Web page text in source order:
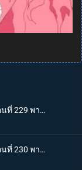
One piece วันพีช ตอนที่ 229 พากย์ไทย ขบวนรถเดินทะเล กับเมืองแห่งน้ำวอเตอร์เซเว่น!
One piece วันพีช ตอนที่ 230 พากย์ไทย ผจญภัยในเมืองลอยน้ำ มุ่งสู่อู่ต่อเรือยักษ์